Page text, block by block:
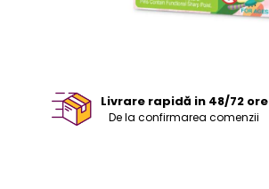
Livrare rapidă in 48/72 ore
De la confirmarea comenzii